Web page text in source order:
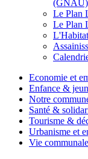
(GNAU)
Le Plan
Le Plan
L'Habitat
Economie et
Enfance &
Notre
Santé &
Tourisme &
Urbanisme et
Vie communale